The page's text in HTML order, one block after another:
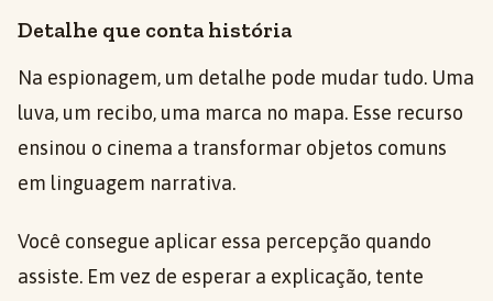
Detalhe que conta história
Na espionagem, um detalhe pode mudar tudo. Uma
luva, um recibo, uma marca no mapa. Esse recurso
ensinou o cinema a transformar objetos comuns
em linguagem narrativa.
Você consegue aplicar essa percepção quando
assiste. Em vez de esperar a explicação, tente